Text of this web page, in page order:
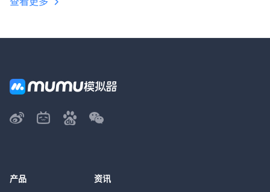
产品 资讯